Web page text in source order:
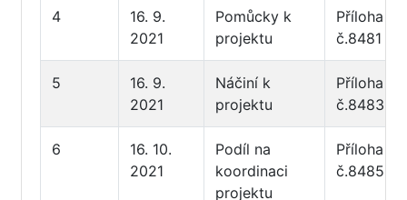
4
16. 9.
2021
Pomůcky k
projektu
Příloha
č.8481
5
16. 9.
2021
Náčiní k
projektu
Příloha
č.8483
6
16. 10.
2021
Podíl na
koordinaci
projektu
Příloha
č.8485